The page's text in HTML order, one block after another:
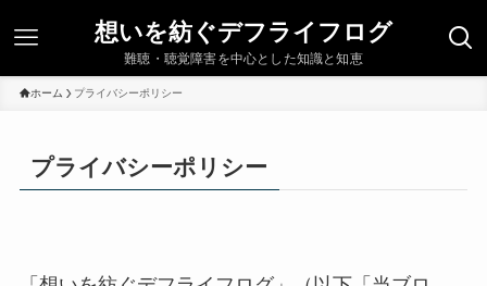
想いを紡ぐデフライフログ
難聴・聴覚障害を中心とした知識と知恵
ホーム プライバシーポリシー
プライバシーポリシー